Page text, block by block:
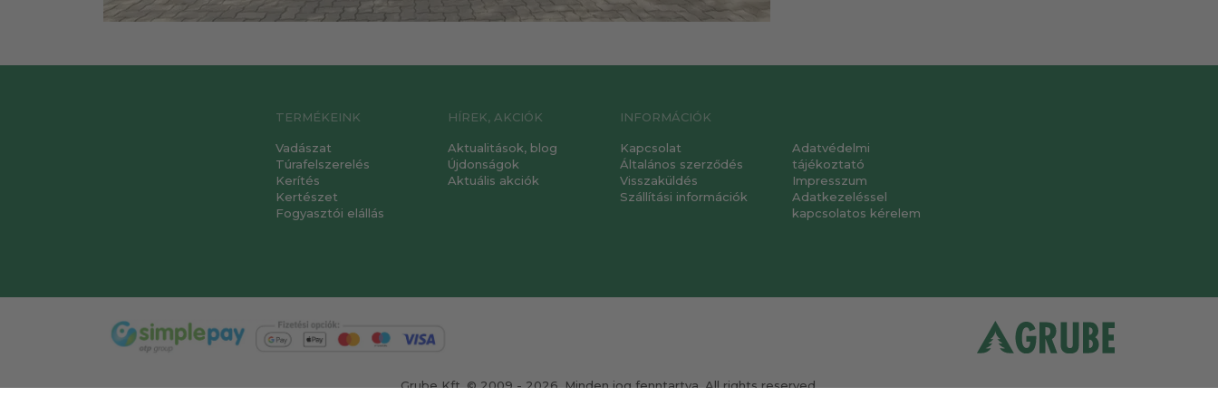
TERMÉKEINK
Vadászat
Túrafelszerelés
Kerítés
Kertészet
Fogyasztói elállás
HÍREK, AKCIÓK
Aktualitások, blog
Újdonságok
Aktuális akciók
INFORMÁCIÓK
Kapcsolat
Általános szerződés
Visszaküldés
Szállítási információk
Adatvédelmi
tájékoztató
Impresszum
Adatkezeléssel
kapcsolatos kérelem
Grube Kft. © 2009 - 2026. Minden jog fenntartva. All rights reserved.